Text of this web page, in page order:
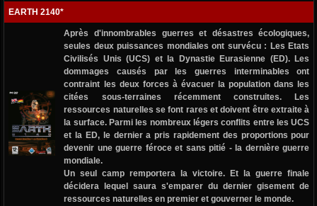
EARTH 2140*
Après d'innombrables guerres et désastres écologiques,
seules deux puissances mondiales ont survécu : Les Etats
Civilisés Unis (UCS) et la Dynastie Eurasienne (ED). Les
dommages causés par les guerres interminables ont
contraint les deux forces à évacuer la population dans les
citées sous-terraines récemment construites. Les
ressources naturelles se font rares et doivent être extraite à
la surface. Parmi les nombreux légers conflits entre les UCS
et la ED, le dernier a pris rapidement des proportions pour
devenir une guerre féroce et sans pitié - la dernière guerre
mondiale.
Un seul camp remportera la victoire. Et la guerre finale
décidera lequel saura s'emparer du dernier gisement de
ressources naturelles en premier et gouverner le monde.